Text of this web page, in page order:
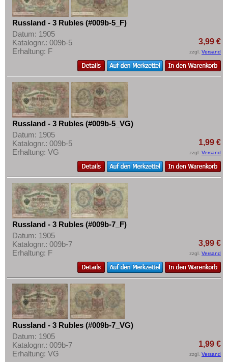
Russland - 3 Rubles (#009b-5_F)
Datum: 1905
Katalognr.: 009b-5
Erhaltung: F
3,99 €
zzgl. Versand
Russland - 3 Rubles (#009b-5_VG)
Datum: 1905
Katalognr.: 009b-5
Erhaltung: VG
1,99 €
zzgl. Versand
Russland - 3 Rubles (#009b-7_F)
Datum: 1905
Katalognr.: 009b-7
Erhaltung: F
3,99 €
zzgl. Versand
Russland - 3 Rubles (#009b-7_VG)
Datum: 1905
Katalognr.: 009b-7
Erhaltung: VG
1,99 €
zzgl. Versand